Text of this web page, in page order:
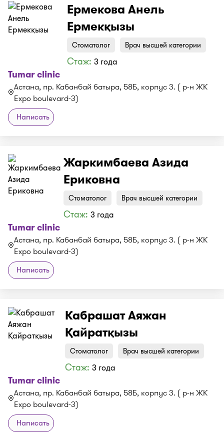
Ермекова Анель
Ермекқызы
Стоматолог Врач высшей категории
Стаж: 3 года
Tumar clinic
Астана, пр. Кабанбай батыра, 58Б, корпус 3. ( р-н ЖК
Expo boulevard-3)
Написать
Жаркимбаева Азида
Ериковна
Стоматолог Врач высшей категории
Стаж: 3 года
Tumar clinic
Астана, пр. Кабанбай батыра, 58Б, корпус 3. ( р-н ЖК
Expo boulevard-3)
Написать
Кабрашат Аяжан
Қайратқызы
Стоматолог Врач высшей категории
Стаж: 3 года
Tumar clinic
Астана, пр. Кабанбай батыра, 58Б, корпус 3. ( р-н ЖК
Expo boulevard-3)
Написать